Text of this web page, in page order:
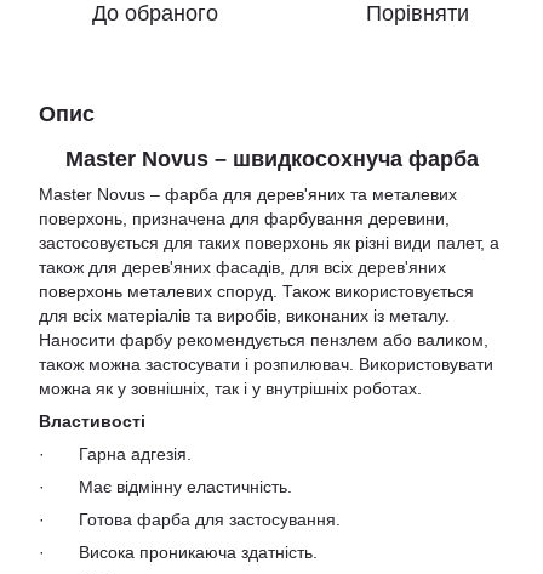
До обраного Порівняти
Опис
Master Novus – швидкосохнуча фарба
Master Novus – фарба для дерев'яних та металевих
поверхонь, призначена для фарбування деревини,
застосовується для таких поверхонь як різні види палет, а
також для дерев'яних фасадів, для всіх дерев'яних
поверхонь металевих споруд. Також використовується
для всіх матеріалів та виробів, виконаних із металу.
Наносити фарбу рекомендується пензлем або валиком,
також можна застосувати і розпилювач. Використовувати
можна як у зовнішніх, так і у внутрішніх роботах.
Властивості
· Гарна адгезія.
· Має відмінну еластичність.
· Готова фарба для застосування.
· Висока проникаюча здатність.